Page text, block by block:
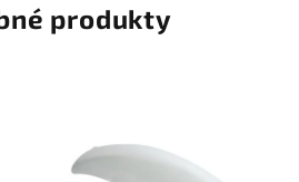
produkty